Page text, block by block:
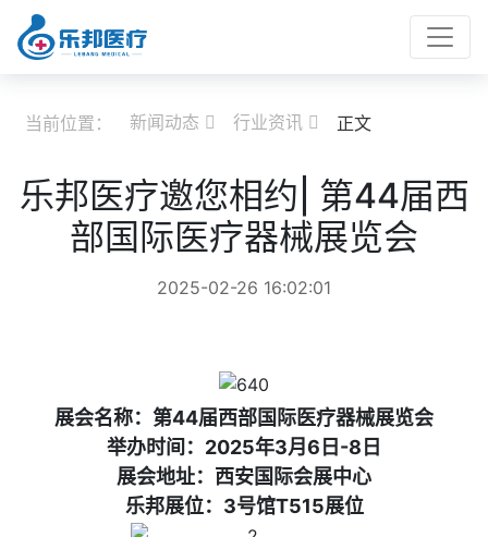
当前位置： 新闻动态  行业资讯  正文
乐邦医疗邀您相约| 第44届西
部国际医疗器械展览会
2025-02-26 16:02:01
展会名称：第44届西部国际医疗器械展览会
举办时间：2025年3月6日-8日
展会地址：西安国际会展中心
乐邦展位：3号馆T515展位